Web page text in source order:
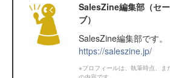
SalesZine編集部（セ
ブ）
SalesZine編集部です。
https://saleszine.jp/
※プロフィールは、執筆時点、ま